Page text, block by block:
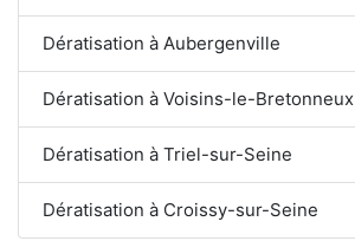
Dératisation à Aubergenville
Dératisation à Voisins-le-Bretonneux
Dératisation à Triel-sur-Seine
Dératisation à Croissy-sur-Seine